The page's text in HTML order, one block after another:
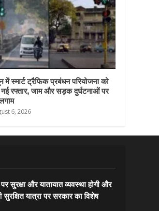
में स्मार्ट ट्रैफिक प्रबंधन परियोजना को
नई रफ्तार, जाम और सड़क दुर्घटनाओं पर
6, 2026
पर सुरक्षा और यातायात व्यवस्था होगी और
यात्रा पर सरकार का विशेष